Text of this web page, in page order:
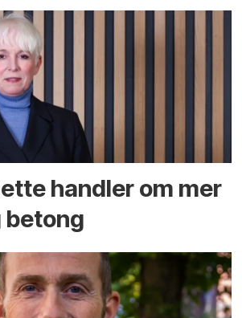
handler om mer
betong